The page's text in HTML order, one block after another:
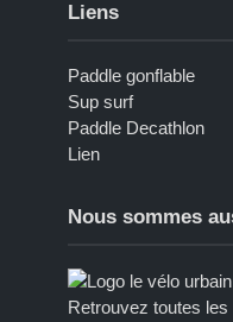
Liens
Paddle gonflable
Sup surf
Paddle Decathlon
Lien
Nous sommes
Retrouvez toutes